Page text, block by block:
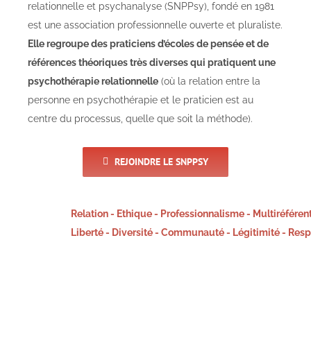
relationnelle et psychanalyse (SNPPsy), fondé en 1981
est une association professionnelle ouverte et pluraliste.
Elle regroupe des praticiens d’écoles de pensée et de
références théoriques très diverses qui pratiquent une
psychothérapie relationnelle(où la relation entre la
personne en psychothérapie et le praticien est au
centre du processus, quelle que soit la méthode).
REJOINDRE LE SNPPSY
Relation - Ethique - Professionnalisme -
Liberté - Diversité - Communauté - Légitimité -